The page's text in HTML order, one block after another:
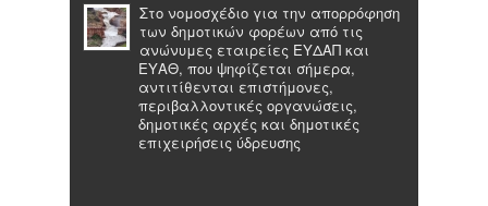
Στο νομοσχέδιο για την απορρόφηση
των δημοτικών φορέων από τις
ανώνυμες εταιρείες ΕΥΔΑΠ και
ΕΥΑΘ, που ψηφίζεται σήμερα,
αντιτίθενται επιστήμονες,
περιβαλλοντικές οργανώσεις,
δημοτικές αρχές και δημοτικές
επιχειρήσεις ύδρευσης